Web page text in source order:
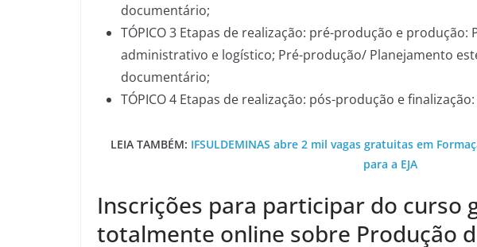
documentário;
TÓPICO 3 Etapas de realização: pré-produção e
administrativo e logístico; Pré-produção/ Planejamento
documentário;
TÓPICO 4 Etapas de realização: pós-produção e
LEIA TAMBÉM: IFSULDEMINAS abre 2 mil vagas gratuitas em
para a EJA
Inscrições para participar do curso
totalmente online sobre Produção